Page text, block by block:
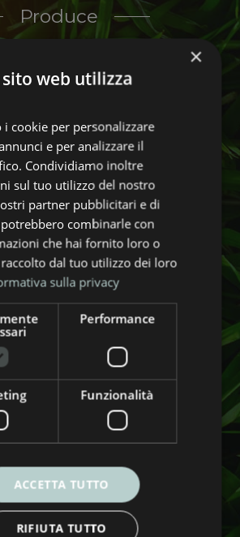
Produce
Elettrica
Termica
Ogni ora
×
web utilizza
i cookie per personalizzare
e per analizzare il
Condividiamo inoltre
sul tuo utilizzo del nostro
partner pubblicitari e di
combinarle con
che hai fornito loro o
dal tuo utilizzo dei loro
sulla privacy
Performance
Funzionalità
ACCETTA TUTTO
RIFIUTA TUTTO